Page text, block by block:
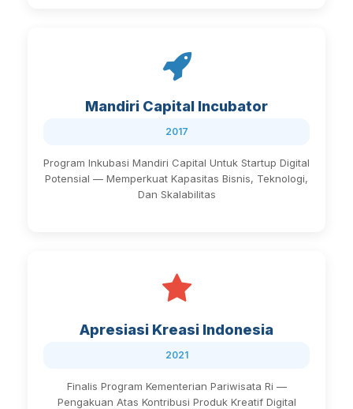
Mandiri Capital Incubator
2017
Program Inkubasi Mandiri Capital Untuk Startup Digital
Potensial — Memperkuat Kapasitas Bisnis, Teknologi,
Dan Skalabilitas
Apresiasi Kreasi Indonesia
2021
Finalis Program Kementerian Pariwisata Ri —
Pengakuan Atas Kontribusi Produk Kreatif Digital